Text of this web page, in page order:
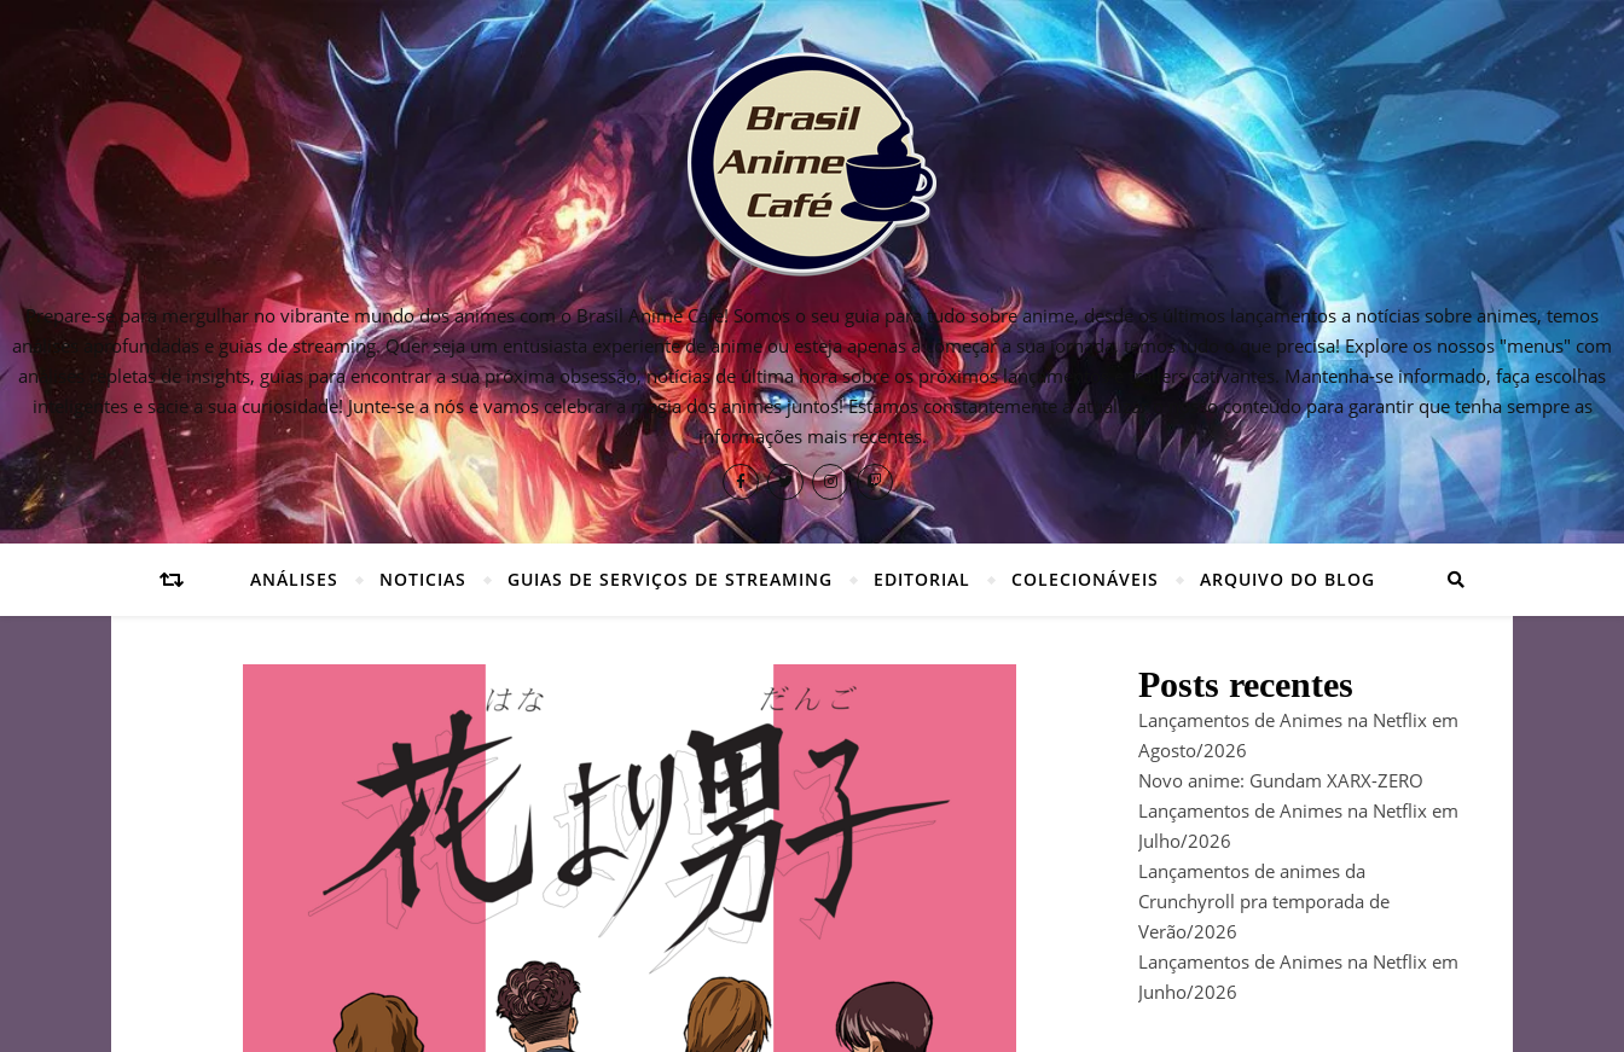
Prepare-se para mergulhar no vibrante mundo dos animes com o Brasil Anime Cafe! Somos o seu guia para tudo sobre anime, desde os últimos lançamentos a notícias sobre animes, temos
análises aprofundadas e guias de streaming. Quer seja um entusiasta experiente de anime ou esteja apenas a começar a sua jornada, temos tudo o que precisa! Explore os nossos "menus" com
análises repletas de insights, guias para encontrar a sua próxima obsessão, notícias de última hora sobre os próximos lançamentos e trailers cativantes. Mantenha-se informado, faça escolhas
inteligentes e sacie a sua curiosidade! Junte-se a nós e vamos celebrar a magia dos animes juntos! Estamos constantemente a atualizar o nosso conteúdo para garantir que tenha sempre as
informações mais recentes.
ANÁLISES NOTICIAS GUIAS DE SERVIÇOS DE STREAMING EDITORIAL COLECIONÁVEIS ARQUIVO DO BLOG
Posts recentes
Lançamentos de Animes na Netflix em
Agosto/2026
Novo anime: Gundam XARX-ZERO
Lançamentos de Animes na Netflix em
Julho/2026
Lançamentos de animes da
Crunchyroll pra temporada de
Verão/2026
Lançamentos de Animes na Netflix em
Junho/2026